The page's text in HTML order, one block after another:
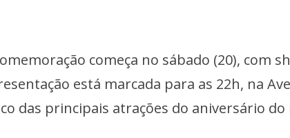
começa no sábado (20), com
está marcada para as 22h, na
das principais atrações do aniversário